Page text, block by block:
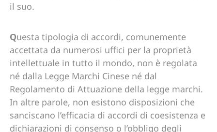
il suo.
Questa tipologia di accordi, comunemente
accettata da numerosi uffici per la proprietà
intellettuale in tutto il mondo, non è regolata
né dalla Legge Marchi Cinese né dal
Regolamento di Attuazione della legge marchi.
In altre parole, non esistono disposizioni che
sanciscano l’efficacia di accordi di coesistenza e
dichiarazioni di consenso o l’obbligo degli